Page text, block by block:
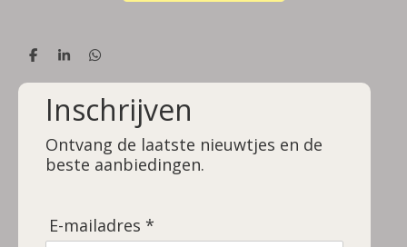
D
l
S
a
D
l
Inschrijven
Ontvang de laatste nieuwtjes en de
beste aanbiedingen.
E-mailadres *